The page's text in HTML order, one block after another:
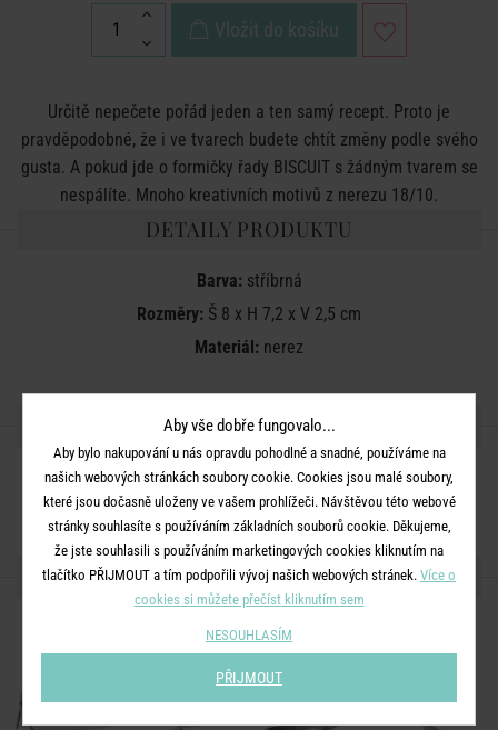
Vložit do košíku
Určitě nepečete pořád jeden a ten samý recept. Proto je
pravděpodobné, že i ve tvarech budete chtít změny podle svého
gusta. A pokud jde o formičky řady BISCUIT s žádným tvarem se
nespálíte. Mnoho kreativních motivů z nerezu 18/10.
DETAILY PRODUKTU
Barva:stříbrná
Rozměry: Š 8 x H 7,2 x V 2,5 cm
Materiál: nerez
SDÍLEJTE S PŘÁTELI
DALŠÍ PRODUKTY ZE SÉRIE
Aby vše dobře fungovalo...
Aby bylo nakupování u nás opravdu pohodlné a snadné, používáme na
našich webových stránkách soubory cookie. Cookies jsou malé soubory,
které jsou dočasně uloženy ve vašem prohlížeči. Návštěvou této webové
stránky souhlasíte s používáním základních souborů cookie. Děkujeme,
že jste souhlasili s používáním marketingových cookies kliknutím na
tlačítko PŘIJMOUT a tím podpořili vývoj našich webových stránek. Více o
cookies si můžete přečíst kliknutím sem
NESOUHLASÍM
PŘIJMOUT